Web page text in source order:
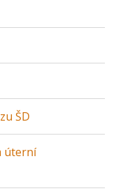
ŠD
úterní